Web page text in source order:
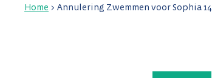
Home > Annulering Zwemmen voor Sophia